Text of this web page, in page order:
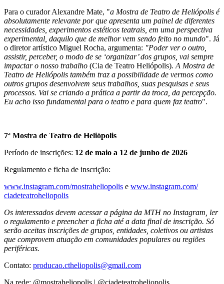
Para o curador Alexandre Mate, "a Mostra de Teatro de Heliópolis é
absolutamente relevante por que apresenta um painel de diferentes
necessidades, experimentos estéticos teatrais, em uma perspectiva
experimental, daquilo que de melhor vem sendo feito no mundo". Já
o diretor artístico Miguel Rocha, argumenta: "Poder ver o outro,
assistir, perceber, o modo de se ‘organizar’ dos grupos, vai sempre
impactar o nosso trabalho (Cia de Teatro Heliópolis). A Mostra de
Teatro de Heliópolis também traz a possibilidade de vermos como
outros grupos desenvolvem seus trabalhos, suas pesquisas e seus
processos. Vai se criando a prática a partir da troca, da percepção.
Eu acho isso fundamental para o teatro e para quem faz teatro".
7ª Mostra de Teatro de Heliópolis
Período de inscrições: 12 de maio a 12 de junho de 2026
Regulamento e ficha de inscrição:
www.instagram.com/mostraheliopolis e www.instagram.com/
ciadeteatroheliopolis
Os interessados devem acessar a página da MTH no Instagram, ler
o regulamento e preencher a ficha até a data final de inscrição. Só
serão aceitas inscrições de grupos, entidades, coletivos ou artistas
que comprovem atuação em comunidades populares ou regiões
periféricas.
Contato: producao.ctheliopolis@gmail.com
Na rede: @mostraheliopolis | @ciadeteatroheliopolis